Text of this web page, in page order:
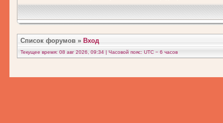
Список форумов » Вход
Текущее время: 08 авг 2026, 09:34 | Часовой пояс: UTC − 6 часов